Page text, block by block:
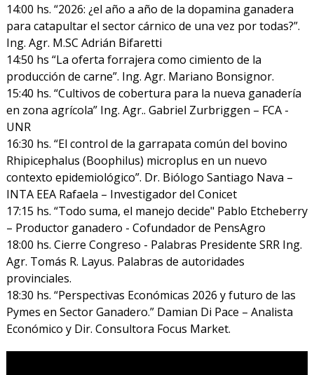
14:00 hs. “2026: ¿el año a año de la dopamina ganadera
para catapultar el sector cárnico de una vez por todas?”.
Ing. Agr. M.SC Adrián Bifaretti
14:50 hs “La oferta forrajera como cimiento de la
producción de carne”. Ing. Agr. Mariano Bonsignor.
15:40 hs. “Cultivos de cobertura para la nueva ganadería
en zona agrícola” Ing. Agr.. Gabriel Zurbriggen – FCA -
UNR
16:30 hs. “El control de la garrapata común del bovino
Rhipicephalus (Boophilus) microplus en un nuevo
contexto epidemiológico”. Dr. Biólogo Santiago Nava –
INTA EEA Rafaela – Investigador del Conicet
17:15 hs. “Todo suma, el manejo decide" Pablo Etcheberry
– Productor ganadero - Cofundador de PensAgro
18:00 hs. Cierre Congreso - Palabras Presidente SRR Ing.
Agr. Tomás R. Layus. Palabras de autoridades
provinciales.
18:30 hs. “Perspectivas Económicas 2026 y futuro de las
Pymes en Sector Ganadero.” Damian Di Pace – Analista
Económico y Dir. Consultora Focus Market.